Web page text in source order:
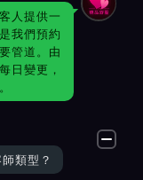
人提供一
我們預約
管道。由
日變更，
類型？